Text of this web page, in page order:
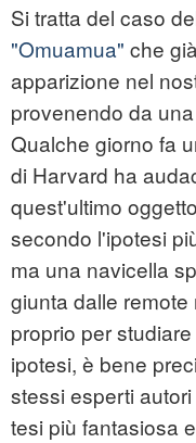
Si tratta del caso
"Omuamua" che
apparizione nel
provenendo da
Qualche giorno fa
di Harvard ha
quest'ultimo
secondo l'ipotesi
ma una navicella
giunta dalle
proprio per
ipotesi, è bene
stessi esperti
tesi più fantasiosa